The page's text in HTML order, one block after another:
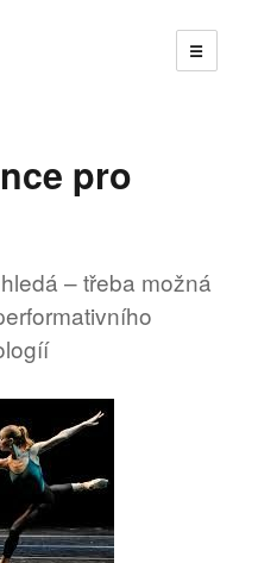
☰
pro
– třeba možná